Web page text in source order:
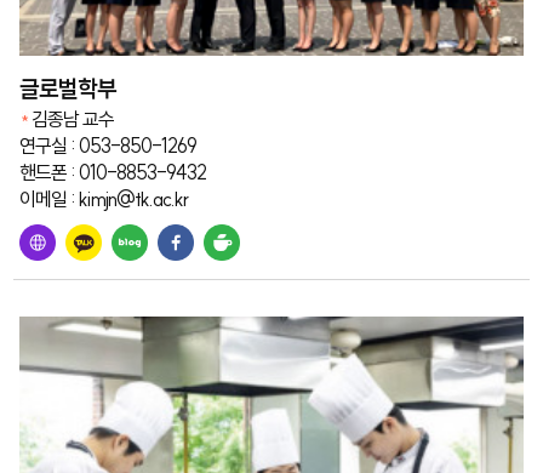
글로벌학부
김종남 교수
연구실 : 053-850-1269
핸드폰 : 010-8853-9432
이메일 : kimjn@tk.ac.kr